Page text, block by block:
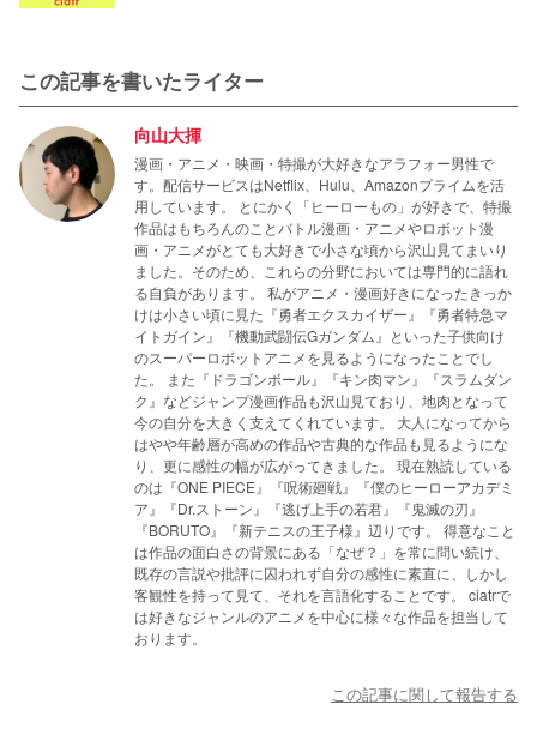
この記事を書いたライター
向山大揮
漫画・アニメ・映画・特撮が大好きなアラフォー男性で
す。配信サービスはNetflix、Hulu、Amazonプライムを活
用しています。 とにかく「ヒーローもの」が好きで、特撮
作品はもちろんのことバトル漫画・アニメやロボット漫
画・アニメがとても大好きで小さな頃から沢山見てまいり
ました。そのため、これらの分野においては専門的に語れ
る自負があります。 私がアニメ・漫画好きになったきっか
けは小さい頃に見た『勇者エクスカイザー』『勇者特急マ
イトガイン』『機動武闘伝Gガンダム』といった子供向け
のスーパーロボットアニメを見るようになったことでし
た。 また『ドラゴンボール』『キン肉マン』『スラムダン
ク』などジャンプ漫画作品も沢山見ており、地肉となって
今の自分を大きく支えてくれています。 大人になってから
はやや年齢層が高めの作品や古典的な作品も見るようにな
り、更に感性の幅が広がってきました。 現在熟読している
のは『ONE PIECE』『呪術廻戦』『僕のヒーローアカデミ
ア』『Dr.ストーン』『逃げ上手の若君』『鬼滅の刃』
『BORUTO』『新テニスの王子様』辺りです。 得意なこと
は作品の面白さの背景にある「なぜ？」を常に問い続け、
既存の言説や批評に囚われず自分の感性に素直に、しかし
客観性を持って見て、それを言語化することです。 ciatrで
は好きなジャンルのアニメを中心に様々な作品を担当して
おります。
この記事に関して報告する